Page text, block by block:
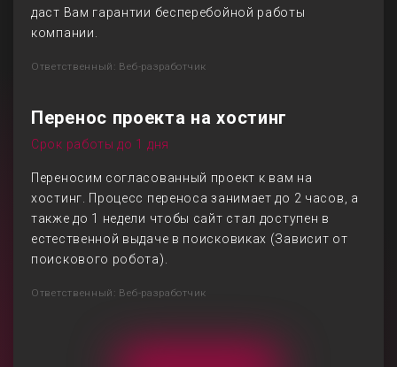
даст Вам гарантии бесперебойной работы
компании.
Ответственный: Веб-разработчик
Перенос проекта на хостинг
Срок работы до 1 дня
Переносим согласованный проект к вам на
хостинг. Процесс переноса занимает до 2 часов, а
также до 1 недели чтобы сайт стал доступен в
естественной выдаче в поисковиках (Зависит от
поискового робота).
Ответственный: Веб-разработчик